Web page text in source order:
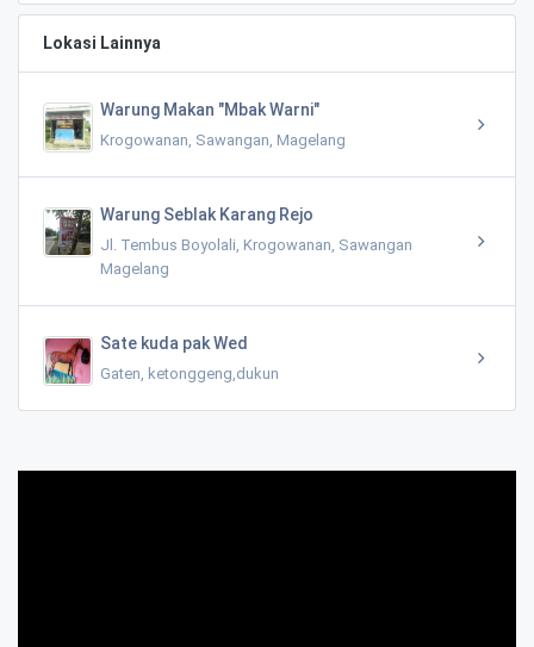
Lokasi Lainnya
Warung Makan "Mbak Warni"
Krogowanan, Sawangan, Magelang
Warung Seblak Karang Rejo
Jl. Tembus Boyolali, Krogowanan, Sawangan
Magelang
Sate kuda pak Wed
Gaten, ketonggeng,dukun